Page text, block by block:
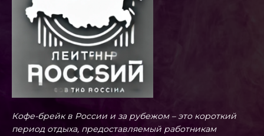
Кофе-брейк в России и за рубежом – это короткий
период отдыха, предоставляемый работникам